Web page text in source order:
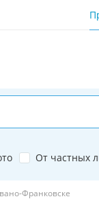
От частных
Франковске